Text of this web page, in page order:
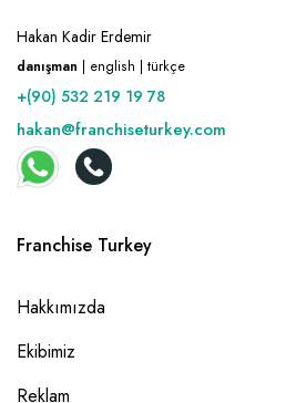
Hakan Kadir Erdemir
danışman | english | türkçe
+(90) 532 219 19 78
hakan@franchiseturkey.com
Franchise Turkey
Hakkımızda
Ekibimiz
Reklam